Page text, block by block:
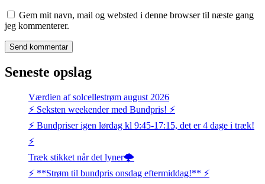
Gem mit navn, mail og websted i denne browser til næste gang
jeg kommenterer.
Seneste opslag
Værdien af solcellestrøm august 2026
⚡️ Seksten weekender med Bundpris! ⚡️
⚡️ Bundpriser igen lørdag kl 9:45-17:15, det er 4 dage i træk!
⚡️
Træk stikket når det lyner🌩️
⚡️ **Strøm til bundpris onsdag eftermiddag!** ⚡️